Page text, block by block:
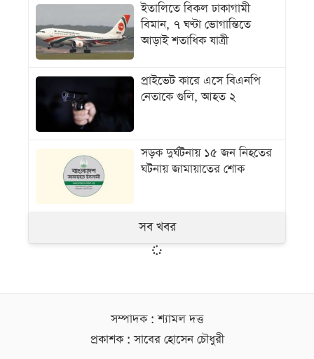
ইতালিতে বিকল ঢাকাগামী
বিমান, ৭ ঘণ্টা ভোগান্তিতে
আড়াই শতাধিক যাত্রী
প্রাইভেট কারে এসে বিএনপি
নেতাকে গুলি, আহত ২
সড়ক দুর্ঘটনায় ১৫ জন নিহতের
ঘটনায় জামায়াতের শোক
সব খবর
সম্পাদক : শ্যামল দত্ত
প্রকাশক : সাবের হোসেন চৌধুরী